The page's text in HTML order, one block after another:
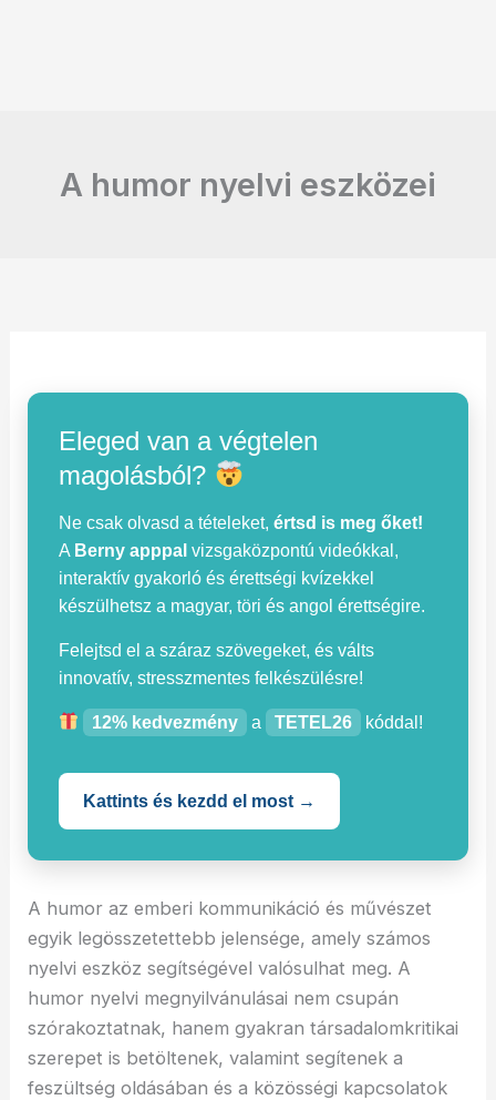
A humor nyelvi eszközei
Eleged van a végtelen
magolásból?
Ne csak olvasd a tételeket,értsd is meg őket!
A Berny apppal vizsgaközpontú videókkal,
interaktív gyakorló és érettségi kvízekkel
készülhetsz a magyar, töri és angol érettségire.
Felejtsd el a száraz szövegeket, és válts
innovatív, stresszmentes felkészülésre!
12% kedvezmény a TETEL26 kóddal!
Kattints és kezdd el most →
A humor az emberi kommunikáció és művészet
egyik legösszetettebb jelensége, amely számos
nyelvi eszköz segítségével valósulhat meg. A
humor nyelvi megnyilvánulásai nem csupán
szórakoztatnak, hanem gyakran társadalomkritikai
szerepet is betöltenek, valamint segítenek a
feszültség oldásában és a közösségi kapcsolatok